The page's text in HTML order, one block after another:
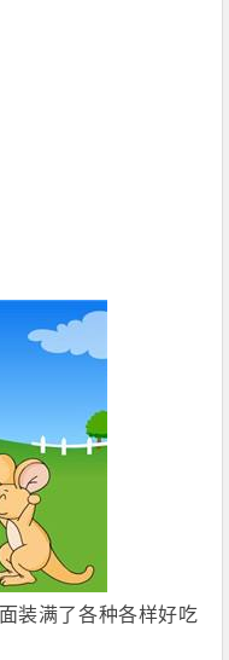
装满了各种各样好吃